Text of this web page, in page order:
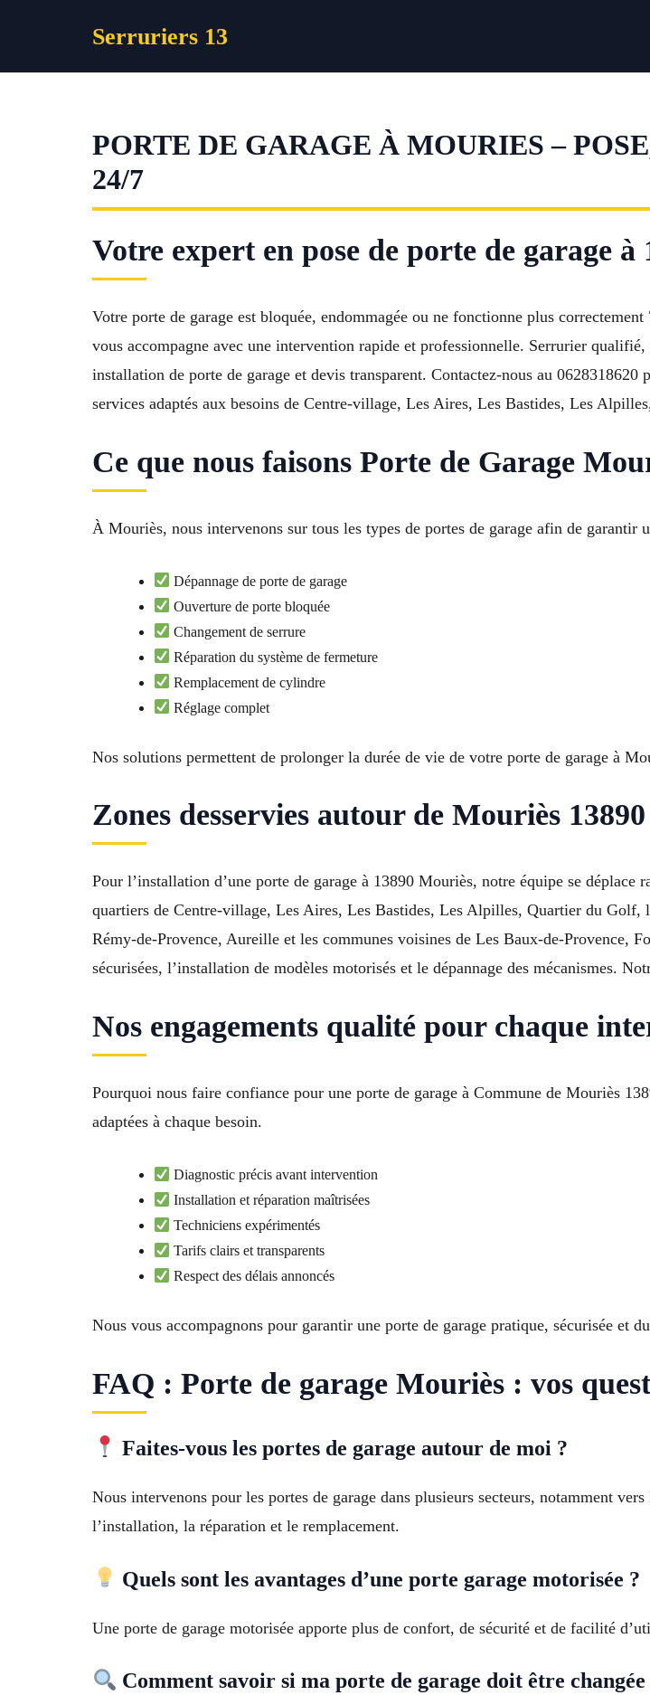
Serruriers 13
PORTE DE GARAGE À MOURIES –
24/7
Votre expert en pose de porte de garage à
Votre porte de garage est bloquée, endommagée ou ne fonctionne plus
vous accompagne avec une intervention rapide et professionnelle. Serrurier
installation de porte de garage et devis transparent. Contactez-nous au
services adaptés aux besoins de Centre-village, Les Aires, Les Bastides, Les
Ce que nous faisons Porte de Garage
À Mouriès, nous intervenons sur tous les types de portes de garage afin de
Dépannage de porte de garage
Ouverture de porte bloquée
Changement de serrure
Réparation du système de fermeture
Remplacement de cylindre
Réglage complet
Nos solutions permettent de prolonger la durée de vie de votre porte de garage à
Zones desservies autour de Mouriès
Pour l’installation d’une porte de garage à 13890 Mouriès, notre équipe se
quartiers de Centre-village, Les Aires, Les Bastides, Les Alpilles, Quartier du Golf,
Rémy-de-Provence, Aureille et les communes voisines de Les Baux-de-Provence,
sécurisées, l’installation de modèles motorisés et le dépannage des mécanismes.
Nos engagements qualité pour chaque
Pourquoi nous faire confiance pour une porte de garage à Commune de Mouriès
adaptées à chaque besoin.
Diagnostic précis avant intervention
Installation et réparation maîtrisées
Techniciens expérimentés
Tarifs clairs et transparents
Respect des délais annoncés
Nous vous accompagnons pour garantir une porte de garage pratique, sécurisée et
FAQ : Porte de garage Mouriès : vos
Faites-vous les portes de garage autour de moi ?
Nous intervenons pour les portes de garage dans plusieurs secteurs, notamment
l’installation, la réparation et le remplacement.
Quels sont les avantages d’une porte garage motorisée ?
Une porte de garage motorisée apporte plus de confort, de sécurité et de facilité
Comment savoir si ma porte de garage doit être changée